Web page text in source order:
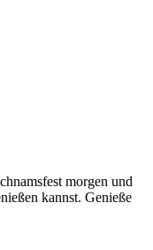
morgen und
kannst. Genieße